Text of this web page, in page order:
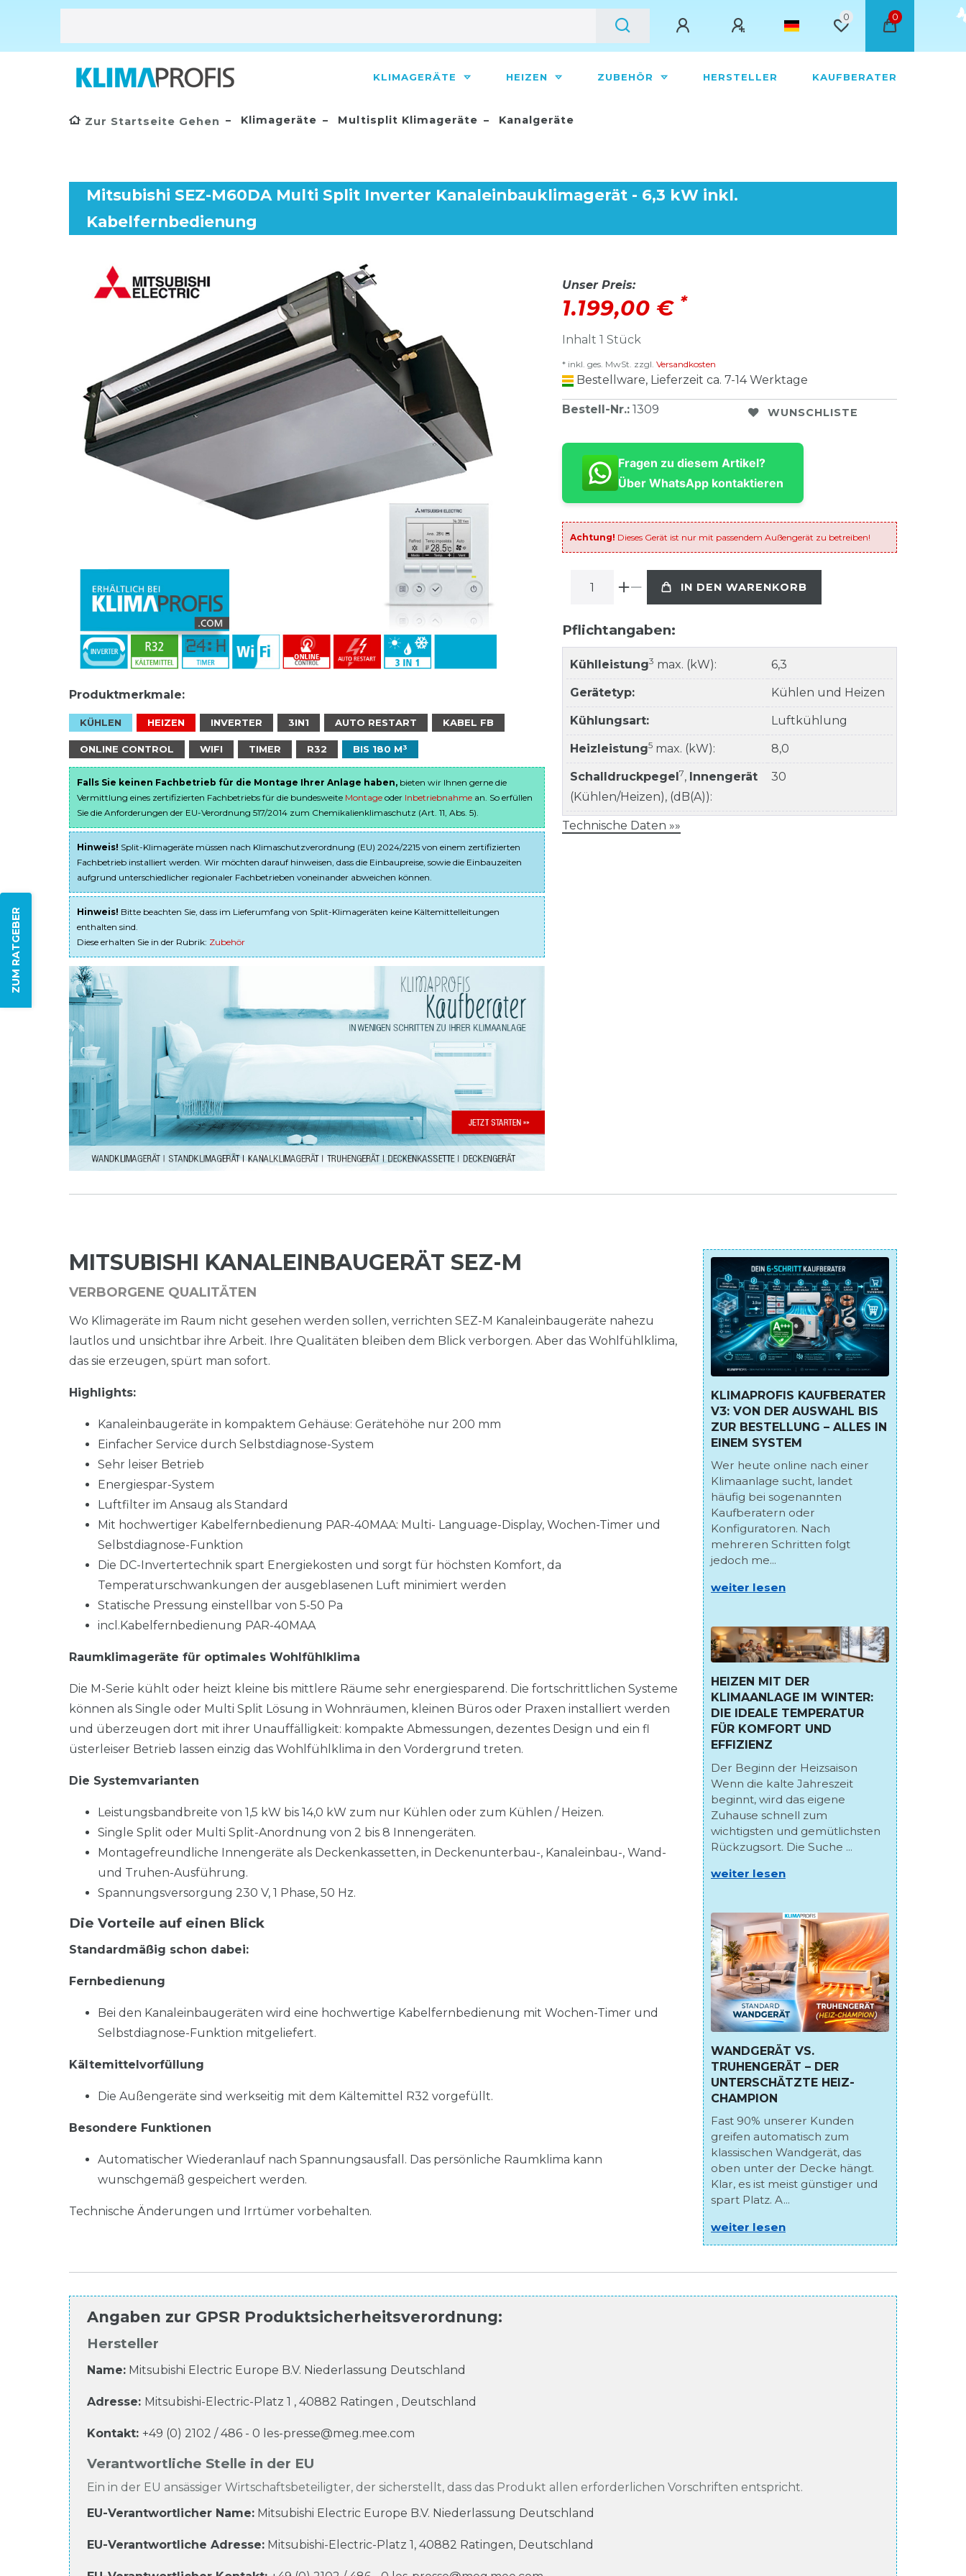
0 0
KLIMAGERÄTE HEIZEN ZUBEHÖR HERSTELLER KAUFBERATER
Zur Startseite Gehen Klimageräte Multisplit Klimageräte Kanalgeräte
ZUM RATGEBER
Mitsubishi SEZ-M60DA Multi Split Inverter Kanaleinbauklimagerät - 6,3 kW inkl.
Kabelfernbedienung
Produktmerkmale:
KÜHLEN HEIZEN INVERTER 3IN1 AUTO RESTART KABEL FB
ONLINE CONTROL WIFI TIMER R32 BIS 180 M³
Falls Sie keinen Fachbetrieb für die Montage Ihrer Anlage haben, bieten wir Ihnen gerne die
Vermittlung eines zertifizierten Fachbetriebs für die bundesweite Montage oder Inbetriebnahme an. So erfüllen
Sie die Anforderungen der EU-Verordnung 517/2014 zum Chemikalienklimaschutz (Art. 11, Abs. 5).
Hinweis! Split-Klimageräte müssen nach Klimaschutzverordnung (EU) 2024/2215 von einem zertifizierten
Fachbetrieb installiert werden. Wir möchten darauf hinweisen, dass die Einbaupreise, sowie die Einbauzeiten
aufgrund unterschiedlicher regionaler Fachbetrieben voneinander abweichen können.
Hinweis! Bitte beachten Sie, dass im Lieferumfang von Split-Klimageräten keine Kältemittelleitungen
enthalten sind.
Diese erhalten Sie in der Rubrik: Zubehör
Unser Preis:
1.199,00 € *
Inhalt 1 Stück
* inkl. ges. MwSt. zzgl. Versandkosten
Bestellware, Lieferzeit ca. 7-14 Werktage
Bestell-Nr.: 1309 WUNSCHLISTE
Fragen zu diesem Artikel?
Über WhatsApp kontaktieren
Achtung! Dieses Gerät ist nur mit passendem Außengerät zu betreiben!
IN DEN WARENKORB
Pflichtangaben:
Kühlleistung3 max. (kW): 6,3
Gerätetyp: Kühlen und Heizen
Kühlungsart: Luftkühlung
Heizleistung5 max. (kW): 8,0
Schalldruckpegel7, Innengerät
(Kühlen/Heizen), (dB(A)):
30
Technische Daten »»
MITSUBISHI KANALEINBAUGERÄT SEZ-M
VERBORGENE QUALITÄTEN
Wo Klimageräte im Raum nicht gesehen werden sollen, verrichten SEZ-M Kanaleinbaugeräte nahezu
lautlos und unsichtbar ihre Arbeit. Ihre Qualitäten bleiben dem Blick verborgen. Aber das Wohlfühlklima,
das sie erzeugen, spürt man sofort.
Highlights:
Kanaleinbaugeräte in kompaktem Gehäuse: Gerätehöhe nur 200 mm
Einfacher Service durch Selbstdiagnose-System
Sehr leiser Betrieb
Energiespar-System
Luftfilter im Ansaug als Standard
Mit hochwertiger Kabelfernbedienung PAR-40MAA: Multi- Language-Display, Wochen-Timer und
Selbstdiagnose-Funktion
Die DC-Invertertechnik spart Energiekosten und sorgt für höchsten Komfort, da
Temperaturschwankungen der ausgeblasenen Luft minimiert werden
Statische Pressung einstellbar von 5-50 Pa
incl.Kabelfernbedienung PAR-40MAA
Raumklimageräte für optimales Wohlfühlklima
Die M-Serie kühlt oder heizt kleine bis mittlere Räume sehr energiesparend. Die fortschrittlichen Systeme
können als Single oder Multi Split Lösung in Wohnräumen, kleinen Büros oder Praxen installiert werden
und überzeugen dort mit ihrer Unauffälligkeit: kompakte Abmessungen, dezentes Design und ein fl
üsterleiser Betrieb lassen einzig das Wohlfühlklima in den Vordergrund treten.
Die Systemvarianten
Leistungsbandbreite von 1,5 kW bis 14,0 kW zum nur Kühlen oder zum Kühlen / Heizen.
Single Split oder Multi Split-Anordnung von 2 bis 8 Innengeräten.
Montagefreundliche Innengeräte als Deckenkassetten, in Deckenunterbau-, Kanaleinbau-, Wand-
und Truhen-Ausführung.
Spannungsversorgung 230 V, 1 Phase, 50 Hz.
Die Vorteile auf einen Blick
Standardmäßig schon dabei:
Fernbedienung
Bei den Kanaleinbaugeräten wird eine hochwertige Kabelfernbedienung mit Wochen-Timer und
Selbstdiagnose-Funktion mitgeliefert.
Kältemittelvorfüllung
Die Außengeräte sind werkseitig mit dem Kältemittel R32 vorgefüllt.
Besondere Funktionen
Automatischer Wiederanlauf nach Spannungsausfall. Das persönliche Raumklima kann
wunschgemäß gespeichert werden.
Technische Änderungen und Irrtümer vorbehalten.
KLIMAPROFIS KAUFBERATER
V3: VON DER AUSWAHL BIS
ZUR BESTELLUNG – ALLES IN
EINEM SYSTEM
Wer heute online nach einer
Klimaanlage sucht, landet
häufig bei sogenannten
Kaufberatern oder
Konfiguratoren. Nach
mehreren Schritten folgt
jedoch me...
weiter lesen
HEIZEN MIT DER
KLIMAANLAGE IM WINTER:
DIE IDEALE TEMPERATUR
FÜR KOMFORT UND
EFFIZIENZ
Der Beginn der Heizsaison
Wenn die kalte Jahreszeit
beginnt, wird das eigene
Zuhause schnell zum
wichtigsten und gemütlichsten
Rückzugsort. Die Suche ...
weiter lesen
WANDGERÄT VS.
TRUHENGERÄT – DER
UNTERSCHÄTZTE HEIZ-
CHAMPION
Fast 90% unserer Kunden
greifen automatisch zum
klassischen Wandgerät, das
oben unter der Decke hängt.
Klar, es ist meist günstiger und
spart Platz. A...
weiter lesen
Angaben zur GPSR Produktsicherheitsverordnung:
Hersteller
Name: Mitsubishi Electric Europe B.V. Niederlassung Deutschland
Adresse: Mitsubishi-Electric-Platz 1 , 40882 Ratingen , Deutschland
Kontakt: +49 (0) 2102 / 486 - 0 les-presse@meg.mee.com
Verantwortliche Stelle in der EU
Ein in der EU ansässiger Wirtschaftsbeteiligter, der sicherstellt, dass das Produkt allen erforderlichen Vorschriften entspricht.
EU-Verantwortlicher Name: Mitsubishi Electric Europe B.V. Niederlassung Deutschland
EU-Verantwortliche Adresse: Mitsubishi-Electric-Platz 1, 40882 Ratingen, Deutschland